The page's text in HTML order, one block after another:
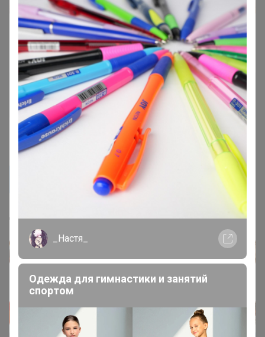
TanyaPK
Золотой организатор
17 марта, 2026 15:27
TanyaPK, добрый день. Есть прямая оплата картой?
Добрый день, прямая оплата по куар коду
_Настя_
Одежда для гимнастики и занятий
спортом